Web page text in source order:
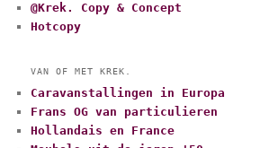
@Krek. Copy & Concept
Hotcopy
VAN OF MET KREK.
Caravanstallingen in Europa
Frans OG van particulieren
Hollandais en France